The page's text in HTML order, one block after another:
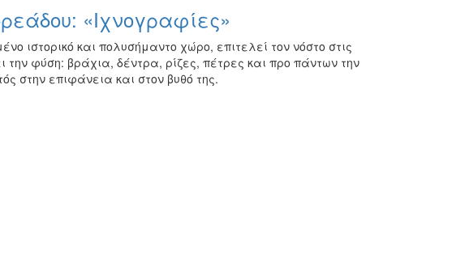
«Ιχνογραφίες»
ιστορικό και πολυσήμαντο χώρο, επιτελεί τον νόστο στις
φύση: βράχια, δέντρα, ρίζες, πέτρες και προ πάντων την
στην επιφάνεια και στον βυθό της.